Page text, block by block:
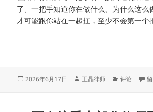
了。一把手知道你在做什么、为什么这么
才可能跟你站在一起扛，至少不会第一个
发
2026年6月17日
作
王晶律师
分
评论